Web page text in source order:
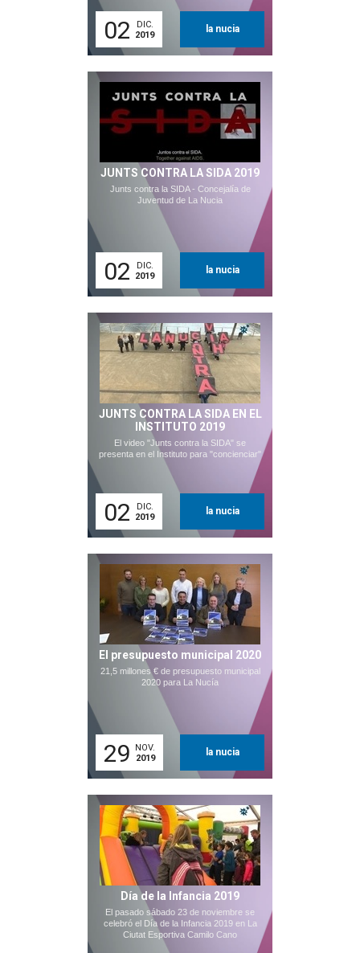
02
DIC.
2019
la nucia
JUNTS CONTRA LA SIDA 2019
Junts contra la SIDA - Concejalía de
Juventud de La Nucia
02
DIC.
2019
la nucia
JUNTS CONTRA LA SIDA EN EL
INSTITUTO 2019
El video "Junts contra la SIDA" se
presenta en el Instituto para "concienciar"
02
DIC.
2019
la nucia
El presupuesto municipal 2020
21,5 millones € de presupuesto municipal
2020 para La Nucía
29
NOV.
2019
la nucia
Día de la Infancia 2019
El pasado sábado 23 de noviembre se
celebró el Día de la Infancia 2019 en La
Ciutat Esportiva Camilo Cano